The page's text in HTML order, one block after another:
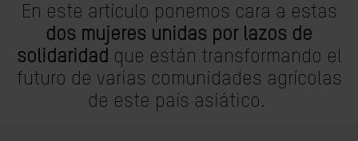
En este artículo ponemos cara a estas
dos mujeres unidas por lazos de
solidaridad que están transformando el
futuro de varias comunidades agrícolas
de este país asiático.